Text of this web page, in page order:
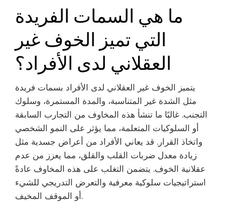
ما هي السمات الفريدة
التي تميز الخوف غير
العقلاني لدى الأفراد؟
يتميز الخوف غير العقلاني لدى الأفراد بسمات فريدة
مثل الشدة غير المتناسبة، والمدة المستمرة، وسلوك
التجنب. غالبًا ما تنشأ هذه المخاوف من التجارب السابقة
أو السلوكيات المتعلمة، مما يؤثر على النمو الشخصي
واتخاذ القرار. قد يعاني الأفراد من أعراض جسدية مثل
زيادة معدل ضربات القلب والقلق، مما يعزز من عدم
عقلانية الخوف. يتضمن التغلب على هذه المخاوف عادةً
استراتيجيات سلوكية معرفية والتعرض التدريجي للشيء
أو الموقف المخيف.